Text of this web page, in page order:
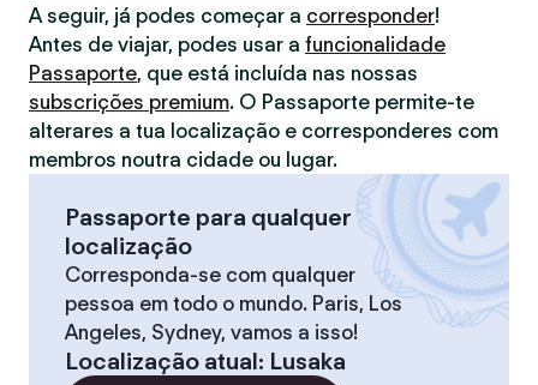
A seguir, já podes começar a corresponder!
Antes de viajar, podes usar a funcionalidade
Passaporte, que está incluída nas nossas
subscrições premium. O Passaporte permite-te
alterares a tua localização e corresponderes com
membros noutra cidade ou lugar.
Passaporte para qualquer
localização
Corresponda-se com qualquer
pessoa em todo o mundo. Paris, Los
Angeles, Sydney, vamos a isso!
Localização atual: Lusaka